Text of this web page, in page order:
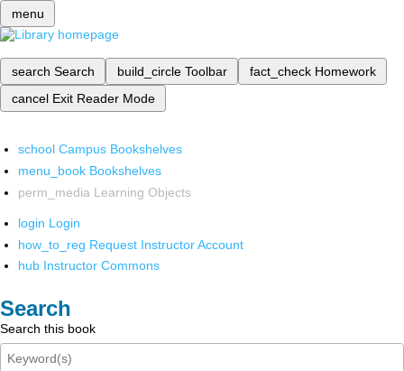
menu
search Search build_circle Toolbar fact_check Homework
cancel Exit Reader Mode
school Campus Bookshelves
menu_book Bookshelves
perm_media Learning Objects
login Login
how_to_reg Request Instructor Account
hub Instructor Commons
Search
Search this book